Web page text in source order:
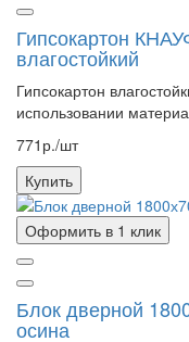
Гипсокартон
влагостойкий
Гипсокартон
использовании
771р./шт
Купить
Оформить в 1 клик
Блок дверной
осина